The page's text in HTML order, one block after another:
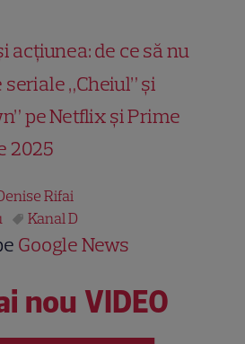
acțiunea: de ce să nu
„Cheiul” și
pe Netflix și Prime
2025
Rifai
Kanal D
Google News
nou VIDEO